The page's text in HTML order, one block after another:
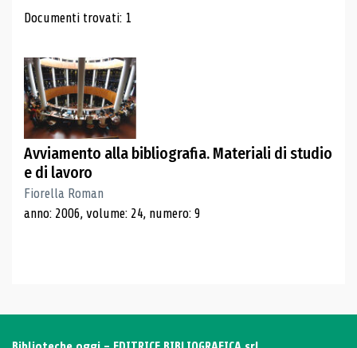
Risultati di ricerca
Documenti trovati: 1
Avviamento alla bibliografia. Materiali di studio
e di lavoro
Fiorella Roman
anno: 2006, volume: 24, numero: 9